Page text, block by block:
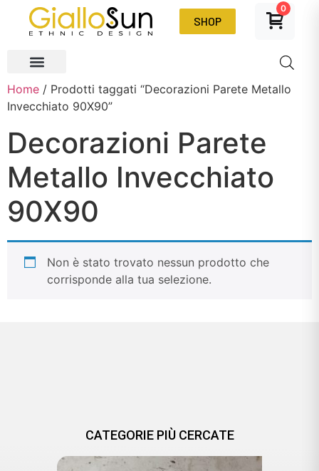
SHOP
0
Home / Prodotti taggati “Decorazioni Parete Metallo
Invecchiato 90X90”
Decorazioni Parete
Metallo Invecchiato
90X90
Non è stato trovato nessun prodotto che
corrisponde alla tua selezione.
CATEGORIE PIÙ CERCATE